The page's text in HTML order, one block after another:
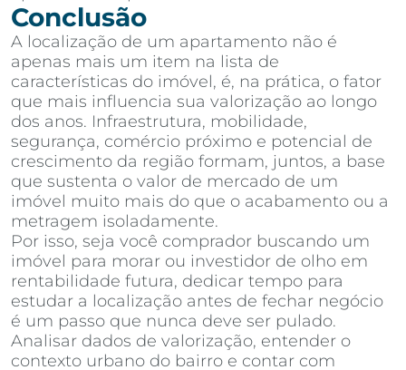
Conclusão
A localização de um apartamento não é
apenas mais um item na lista de
características do imóvel, é, na prática, o fator
que mais influencia sua valorização ao longo
dos anos. Infraestrutura, mobilidade,
segurança, comércio próximo e potencial de
crescimento da região formam, juntos, a base
que sustenta o valor de mercado de um
imóvel muito mais do que o acabamento ou a
metragem isoladamente.
Por isso, seja você comprador buscando um
imóvel para morar ou investidor de olho em
rentabilidade futura, dedicar tempo para
estudar a localização antes de fechar negócio
é um passo que nunca deve ser pulado.
Analisar dados de valorização, entender o
contexto urbano do bairro e contar com